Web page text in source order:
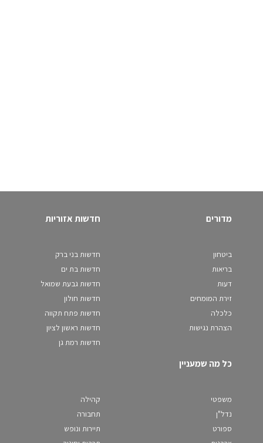
מדורים
ביטחון
בריאות
דעות
זירת המומחים
כלכלה
הצהרת נגישות
חדשות אזוריות
חדשות בני ברק
חדשות בת ים
חדשות גבעת שמואל
חדשות חולון
חדשות פתח תקווה
חדשות ראשון לציון
חדשות רמת גן
כל מה שמעניין
משפטי
נדל"ן
ספורט
קהילה
תחבורה
תיירות ונופש